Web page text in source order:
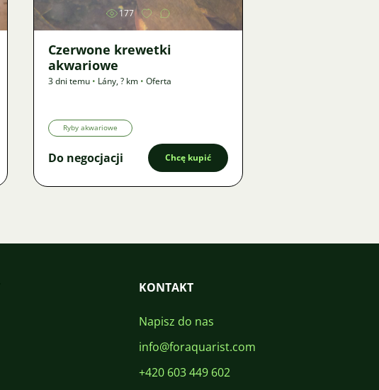
177
Czerwone krewetki
akwariowe
3 dni temu • Lány,? km • Oferta
Ryby akwariowe
Do negocjacji Chcę kupić
KONTAKT
Napisz do nas
info@foraquarist.com
+420 603 449 602